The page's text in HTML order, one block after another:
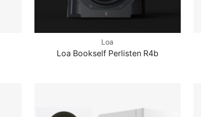
Loa
Loa Bookself Perlisten R4b